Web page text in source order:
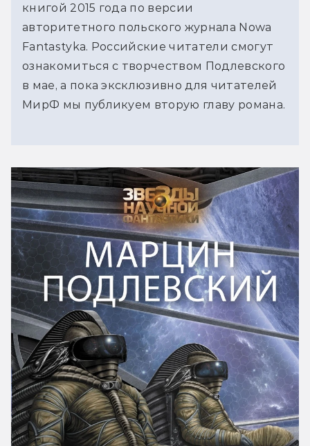
книгой 2015 года по версии
авторитетного польского журнала Nowa
Fantastyka. Российские читатели смогут
ознакомиться с творчеством Подлевского
в мае, а пока эксклюзивно для читателей
МирФ мы публикуем вторую главу романа.